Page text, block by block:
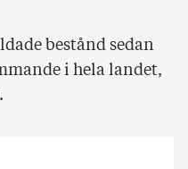
bestånd sedan
i hela landet,